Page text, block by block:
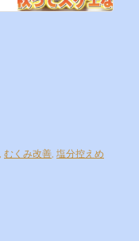
むくみ改善 塩分控えめ